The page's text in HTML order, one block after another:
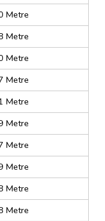
Metre
Metre
Metre
Metre
Metre
Metre
Metre
Metre
Metre
Metre